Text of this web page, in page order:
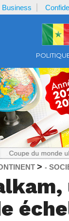
Business
monde ultra-
> -